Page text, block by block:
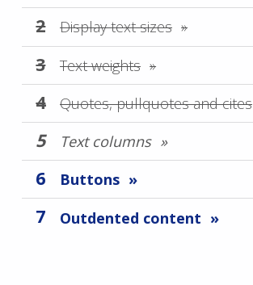
Display text sizes
Text weights
Quotes, pullquotes and cites
Text columns
Buttons
Outdented content